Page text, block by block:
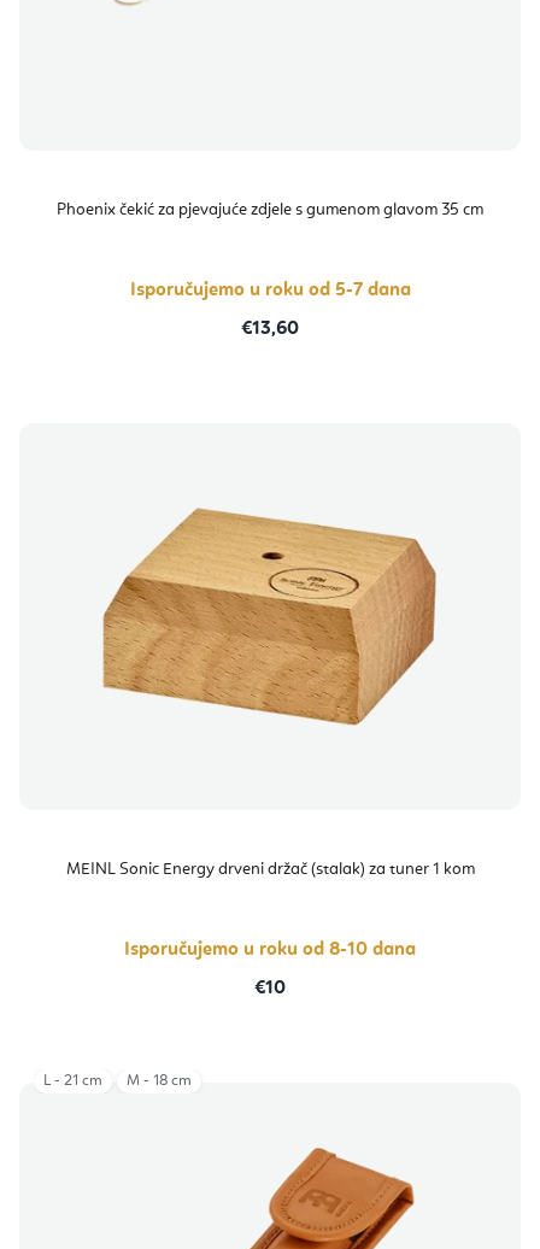
Phoenix čekić za pjevajuće zdjele s gumenom glavom 35 cm
Isporučujemo u roku od 5-7 dana
€13,60
MEINL Sonic Energy drveni držač (stalak) za tuner 1 kom
Isporučujemo u roku od 8-10 dana
€10
L - 21 cm M - 18 cm